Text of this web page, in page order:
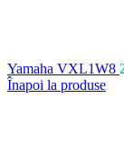
Yamaha VXL1W8
Înapoi la produse